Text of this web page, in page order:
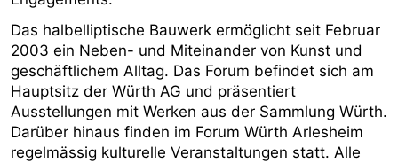
Das halbelliptische Bauwerk ermöglicht seit Februar
2003 ein Neben- und Miteinander von Kunst und
geschäftlichem Alltag. Das Forum befindet sich am
Hauptsitz der Würth AG und präsentiert
Ausstellungen mit Werken aus der Sammlung Würth.
Darüber hinaus finden im Forum Würth Arlesheim
regelmässig kulturelle Veranstaltungen statt. Alle